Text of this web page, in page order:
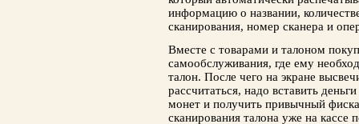
информацию о названии,
сканирования, номер сканера и
Вместе с товарами и талоном
самообслуживания, где ему
талон. После чего на экране
рассчитаться, надо вставить
монет и получить привычный
сканирования талона уже на кассе